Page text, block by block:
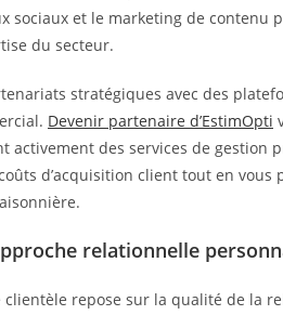
sociaux et le marketing de contenu
du secteur.
stratégiques avec des
Devenir partenaire d’EstimOpti
activement des services de gestion
d’acquisition client tout en
relationnelle
clientèle repose sur la qualité de la